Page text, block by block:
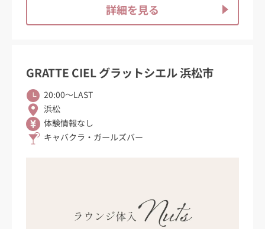
詳細を見る
GRATTE CIEL グラットシエル 浜松市
20:00〜LAST
浜松
体験情報なし
キャバクラ・ガールズバー